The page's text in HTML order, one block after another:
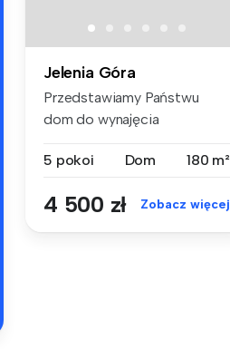
Jelenia Góra
Przedstawiamy Państwu
dom do wynajęcia
5 pokoi
Dom 180 m²
4 500 zł Zobacz więcej